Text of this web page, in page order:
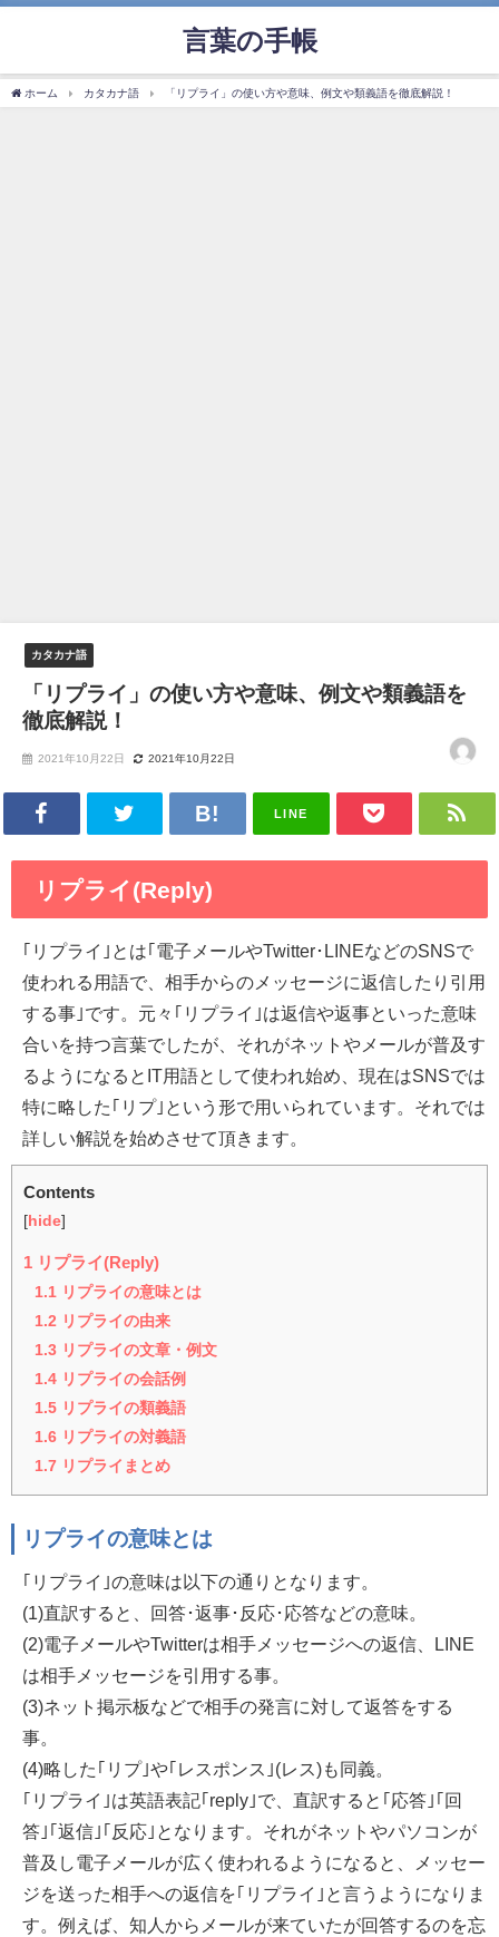
言葉の手帳
ホーム カタカナ語 「リプライ」の使い方や意味、例文や類義語を徹底解説！
カタカナ語
「リプライ」の使い方や意味、例文や類義語を
徹底解説！
2021年10月22日 2021年10月22日
LINE
リプライ(Reply)
｢リプライ｣とは｢電子メールやTwitter･LINEなどのSNSで
使われる用語で、相手からのメッセージに返信したり引用
する事｣です。元々｢リプライ｣は返信や返事といった意味
合いを持つ言葉でしたが、それがネットやメールが普及す
るようになるとIT用語として使われ始め、現在はSNSでは
特に略した｢リプ｣という形で用いられています。それでは
詳しい解説を始めさせて頂きます。
Contents
[ hide]
1 リプライ(Reply)
1.1 リプライの意味とは
1.2 リプライの由来
1.3 リプライの文章・例文
1.4 リプライの会話例
1.5 リプライの類義語
1.6 リプライの対義語
1.7 リプライまとめ
リプライの意味とは
｢リプライ｣の意味は以下の通りとなります。
(1)直訳すると、回答･返事･反応･応答などの意味。
(2)電子メールやTwitterは相手メッセージへの返信、LINE
は相手メッセージを引用する事。
(3)ネット掲示板などで相手の発言に対して返答をする
事。
(4)略した｢リプ｣や｢レスポンス｣(レス)も同義。
｢リプライ｣は英語表記｢reply｣で、直訳すると｢応答｣｢回
答｣｢返信｣｢反応｣となります。それがネットやパソコンが
普及し電子メールが広く使われるようになると、メッセー
ジを送った相手への返信を｢リプライ｣と言うようになりま
す。例えば、知人からメールが来ていたが回答するのを忘